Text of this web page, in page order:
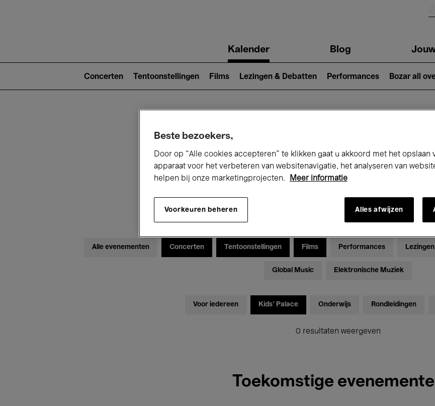
navigationKalender Blog
2)
Concerten Tentoonstellingen Films Lezingen & Debatten Performances Bozar all
Alle evenementen Concerten Tentoonstellingen Films Performances
Global Music Elektronische Muziek
Voor iedereen Kids’ Palace Onderwijs Rondleidingen
0 resultaten weergeven
Toekomstige
Beste bezoekers,
Door op “Alle cookies accepteren” te klikken gaat u akkoord met het opslaan
apparaat voor het verbeteren van websitenavigatie, het analyseren van
helpen bij onze marketingprojecten.
Meer informatie
Voorkeuren beheren Alles afwijzen